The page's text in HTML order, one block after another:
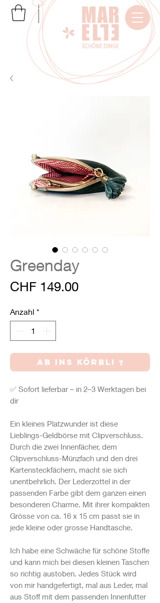
Greenday
CHF 149.00Preis
Anzahl *
AB INS KÖRBLI ❣️
✅ Sofort lieferbar – in 2–3 Werktagen bei
dir
Ein kleines Platzwunder ist diese
Lieblings-Geldbörse mit Clipverschluss.
Durch die zwei Innenfächer, dem
Clipverschluss-Münzfach und den drei
Kartensteckfächern, macht sie sich
unentbehrlich. Der Lederzottel in der
passenden Farbe gibt dem ganzen einen
besonderen Charme. Mit ihrer kompakten
Grösse von ca. 16 x 15 cm passt sie in
jede kleine oder grosse Handtasche.
Ich habe eine Schwäche für schöne Stoffe
und kann mich bei diesen kleinen Taschen
so richtig austoben. Jedes Stück wird
von mir handgefertigt, mal aus Leder, mal
aus Stoff mit dem passenden Innenfutter